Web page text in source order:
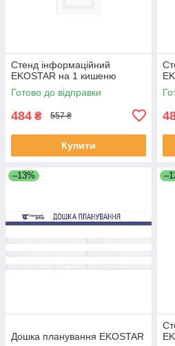
Стенд інформаційний
EKOSTAR на 1 кишеню
Готово до відправки
484 ₴ 557 ₴
Купити
–13%
Дошка планування EKOSTAR